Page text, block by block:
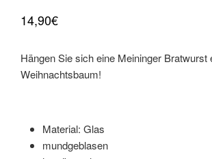
14,90€
Hängen Sie sich eine Meininger Bratwurst
Weihnachtsbaum!
Material: Glas
mundgeblasen